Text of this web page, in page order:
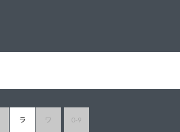
語集
い合わせ
情報
ラ ワ 0-9